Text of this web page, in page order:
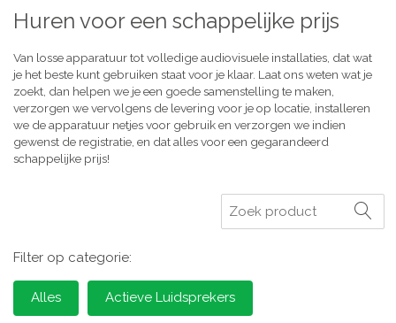
Huren voor een schappelijke prijs
Van losse apparatuur tot volledige audiovisuele installaties, dat wat
je het beste kunt gebruiken staat voor je klaar. Laat ons weten wat je
zoekt, dan helpen we je een goede samenstelling te maken,
verzorgen we vervolgens de levering voor je op locatie, installeren
we de apparatuur netjes voor gebruik en verzorgen we indien
gewenst de registratie, en dat alles voor een gegarandeerd
schappelijke prijs!
Zoeken
Filter op categorie:
Alles Actieve Luidsprekers